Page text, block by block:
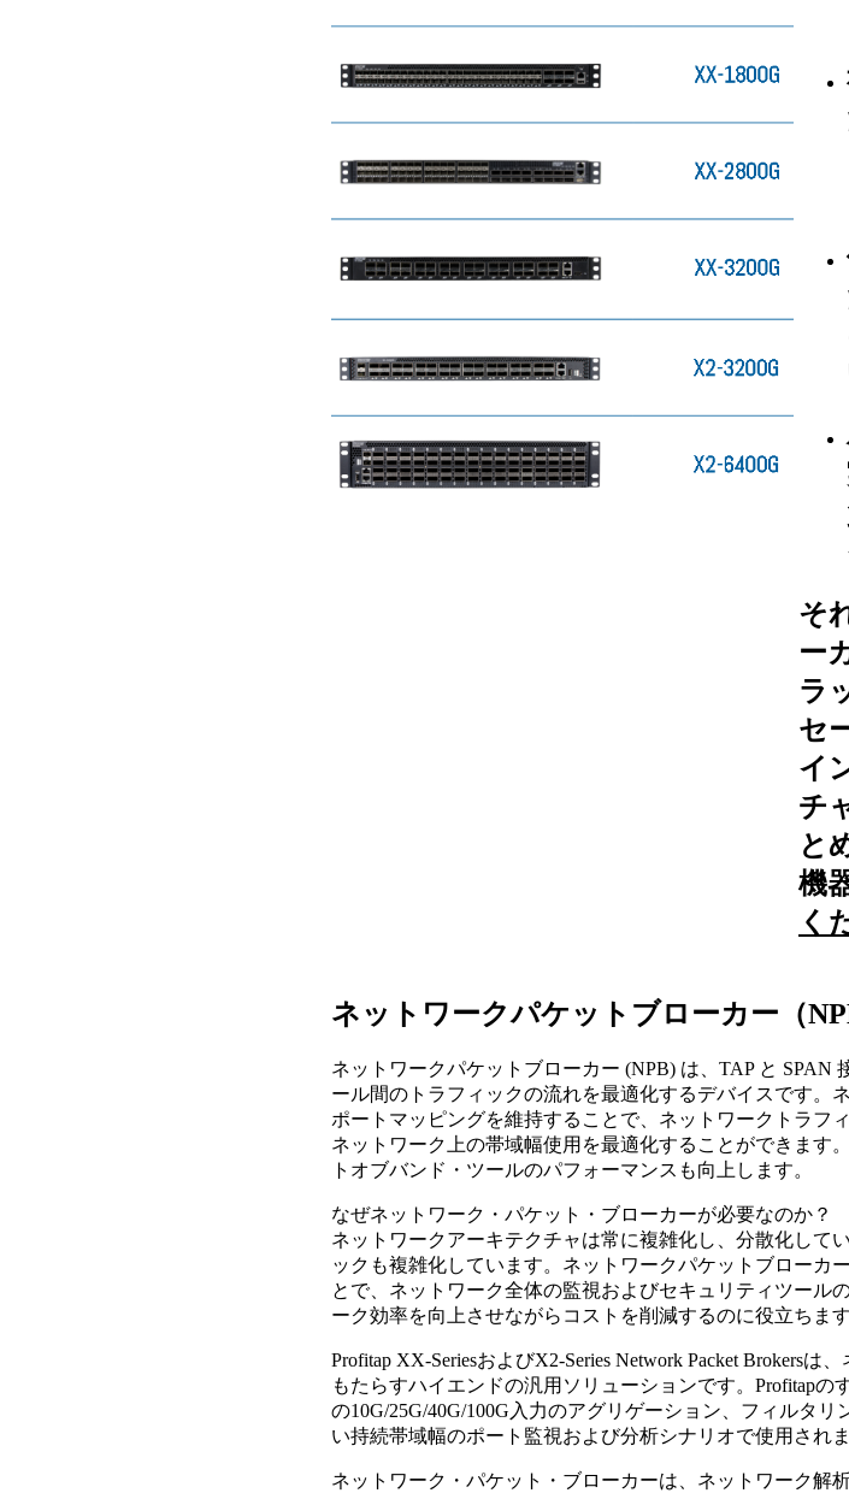
そ
ー
ラ
セ
イ
チ
と
機
く
ネットワークパケットブローカー（
ネットワークパケットブローカー (NPB) は、TAP と
ール間のトラフィックの流れを最適化するデバイスです。
ポートマッピングを維持することで、ネットワークトラフ
ネットワーク上の帯域幅使用を最適化することができます
トオブバンド・ツールのパフォーマンスも向上します。
なぜネットワーク・パケット・ブローカーが必要なのか？
ネットワークアーキテクチャは常に複雑化し、分散化して
ックも複雑化しています。ネットワークパケットブローカ
とで、ネットワーク全体の監視およびセキュリティツール
ーク効率を向上させながらコストを削減するのに役立ちます
Profitap XX-SeriesおよびX2-Series Network Packet Brokers
もたらすハイエンドの汎用ソリューションです。Profitap
の10G/25G/40G/100G入力のアグリゲーション、フィルタ
い持続帯域幅のポート監視および分析シナリオで使用されま
ネットワーク・パケット・ブローカーは、ネットワーク解